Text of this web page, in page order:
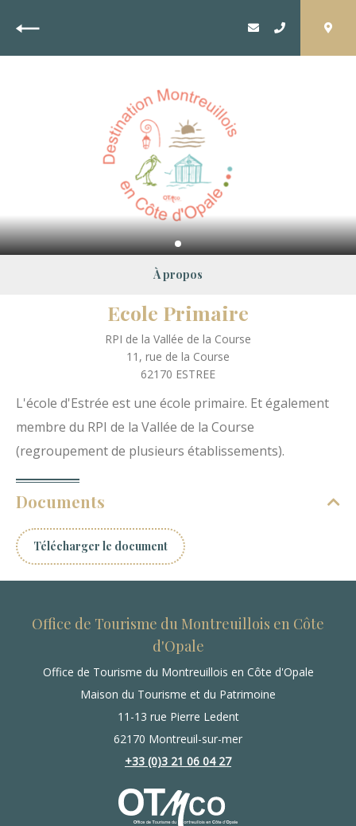
Retour
À propos
Ecole Primaire
RPI de la Vallée de la Course
11, rue de la Course
62170 ESTREE
L'école d'Estrée est une école primaire. Et également
membre du RPI de la Vallée de la Course
(regroupement de plusieurs établissements).
Documents
Télécharger le document
Office de Tourisme du Montreuillois en Côte
d'Opale
Office de Tourisme du Montreuillois en Côte d'Opale
Maison du Tourisme et du Patrimoine
11-13 rue Pierre Ledent
62170 Montreuil-sur-mer
+33 (0)3 21 06 04 27